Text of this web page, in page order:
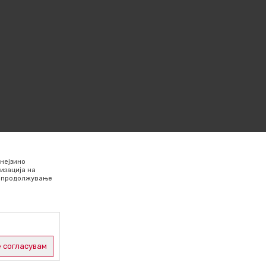
на
продолжување
согласувам